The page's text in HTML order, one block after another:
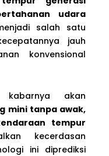
udara
salah satu
jauh
konvensional
akan
mini tanpa awak,
tempur
kecerdasan
ini diprediksi